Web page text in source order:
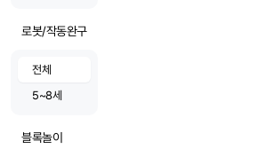
로봇/작동완구
전체
5~8세
블록놀이